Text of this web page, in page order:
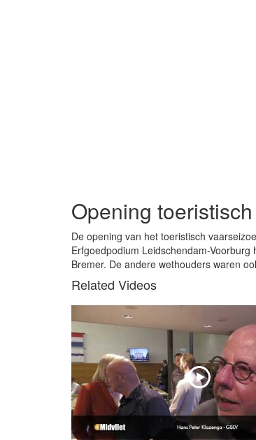
Opening
De opening van het toeristisch
Erfgoedpodium Leidschendam-
Bremer. De andere wethouders waren
Related Videos